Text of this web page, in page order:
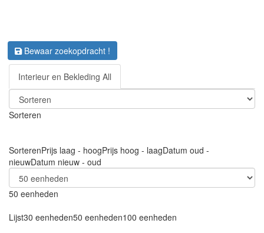
Bewaar zoekopdracht !
Interieur en Bekleding All
Sorteren
SorterenPrijs laag - hoogPrijs hoog - laagDatum oud -
nieuwDatum nieuw - oud
50 eenheden
Lijst30 eenheden50 eenheden100 eenheden